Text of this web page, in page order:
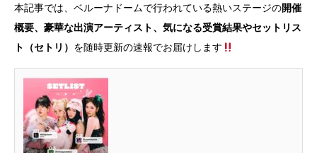
本記事では、ベルーナドームで行われている熱いステージの開催
概要、豪華な出演アーティスト、気になる受賞結果やセットリス
ト（セトリ） を随時更新の速報でお届けします